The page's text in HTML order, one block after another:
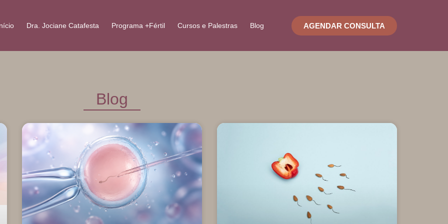
Dra. Jociane Catafesta Programa +Fértil Cursos e Palestras Blog AGENDAR CONSULTA
Blog